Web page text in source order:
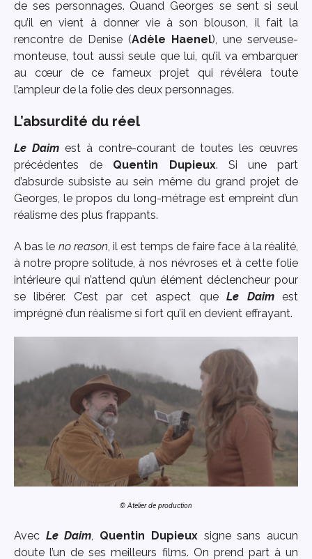
de ses personnages. Quand Georges se sent si seul
qu’il en vient à donner vie à son blouson, il fait la
rencontre de Denise (Adèle Haenel), une serveuse-
monteuse, tout aussi seule que lui, qu’il va embarquer
au cœur de ce fameux projet qui révélera toute
l’ampleur de la folie des deux personnages.
L’absurdité du réel
Le Daimest à contre-courant de toutes les œuvres
précédentes de Quentin Dupieux. Si une part
d’absurde subsiste au sein même du grand projet de
Georges, le propos du long-métrage est empreint d’un
réalisme des plus frappants.
A bas le no reason, il est temps de faire face à la réalité,
à notre propre solitude, à nos névroses et à cette folie
intérieure qui n’attend qu’un élément déclencheur pour
se libérer. C’est par cet aspect queLe Daimest
imprégné d’un réalisme si fort qu’il en devient effrayant.
© Atelier de production
Avec Le Daim, Quentin Dupieuxsigne sans aucun
doute l’un de ses meilleurs films. On prend part à un